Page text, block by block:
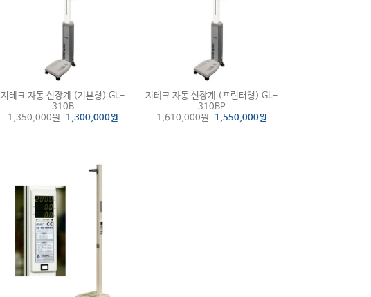
지테크 자동 신장계 (기본형) GL-
310B
1,350,000원
1,300,000원
지테크 자동 신장계 (프린터형) GL-
310BP
1,610,000원
1,550,000원